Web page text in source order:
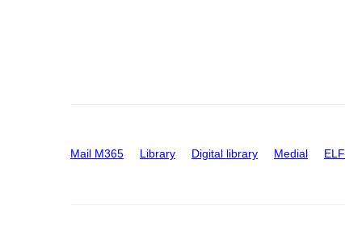
Mail M365 Library Digital library Medial ELF